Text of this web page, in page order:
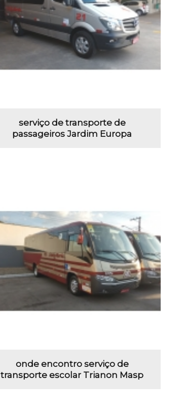
serviço de transporte de
passageiros Jardim Europa
onde encontro serviço de
transporte escolar Trianon Masp